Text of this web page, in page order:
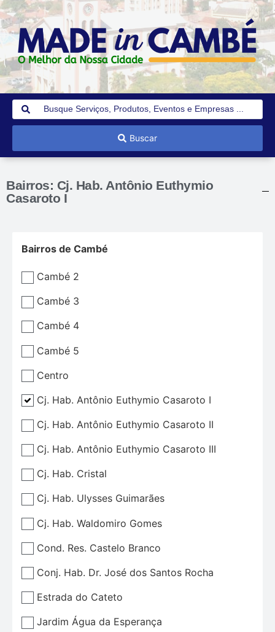
Buscar
Bairros: Cj. Hab. Antônio Euthymio
Casaroto I
Bairros de Cambé
Cambé 2
Cambé 3
Cambé 4
Cambé 5
Centro
Cj. Hab. Antônio Euthymio Casaroto I
Cj. Hab. Antônio Euthymio Casaroto II
Cj. Hab. Antônio Euthymio Casaroto III
Cj. Hab. Cristal
Cj. Hab. Ulysses Guimarães
Cj. Hab. Waldomiro Gomes
Cond. Res. Castelo Branco
Conj. Hab. Dr. José dos Santos Rocha
Estrada do Cateto
Jardim Água da Esperança